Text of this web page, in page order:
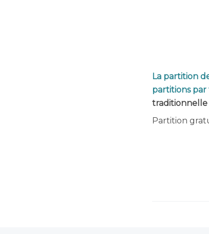
La partition
partitions
traditionnelle
Partition